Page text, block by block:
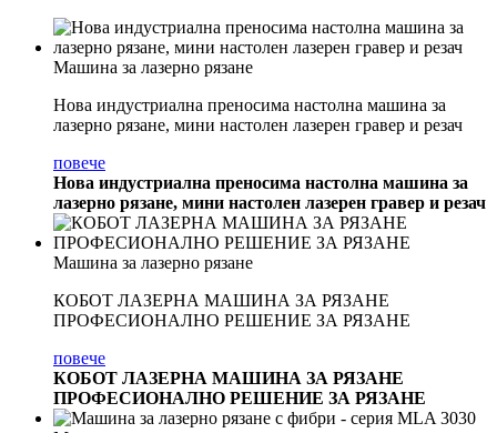
Машина за лазерно рязане
Нова индустриална преносима настолна машина за
лазерно рязане, мини настолен лазерен гравер и резач
повече
Нова индустриална преносима настолна машина за
лазерно рязане, мини настолен лазерен гравер и резач
Машина за лазерно рязане
КОБОТ ЛАЗЕРНА МАШИНА ЗА РЯЗАНЕ
ПРОФЕСИОНАЛНО РЕШЕНИЕ ЗА РЯЗАНЕ
повече
КОБОТ ЛАЗЕРНА МАШИНА ЗА РЯЗАНЕ
ПРОФЕСИОНАЛНО РЕШЕНИЕ ЗА РЯЗАНЕ